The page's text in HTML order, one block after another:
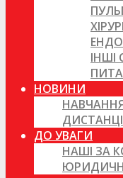
ІНШІ
НОВИНИ
ДО УВАГИ
НАШІ ЗА